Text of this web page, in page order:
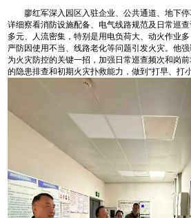
廖红军深入园区入驻企业、公共通道、地下
详细察看消防设施配备、电气线路规范及日常巡
多元、人流密集，特别是用电负荷大、动火作业
严防因使用不当、线路老化等问题引发火灾。他
为火灾防控的关键一招，加强日常巡查频次和岗
的隐患排查和初期火灾扑救能力，做到“打早、打